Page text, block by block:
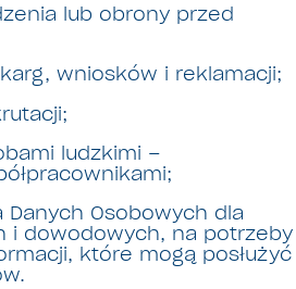
lub obrony przed
wniosków i reklamacji;
ludzkimi –
Osobowych dla
i dowodowych, na potrzeby
które mogą posłużyć